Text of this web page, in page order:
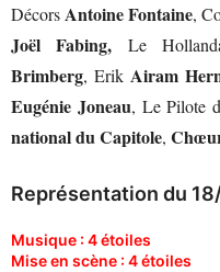
DécorsAntoine Fontaine,
Joël Fabing,Le
Brimberg, Erik Airam
Eugénie Joneau, Le Pilote
national du Capitole,
Représentation du
Musique : 4 étoiles
Mise en scène : 4 étoiles